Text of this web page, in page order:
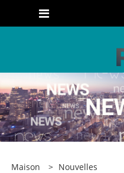
Maison > Nouvelles